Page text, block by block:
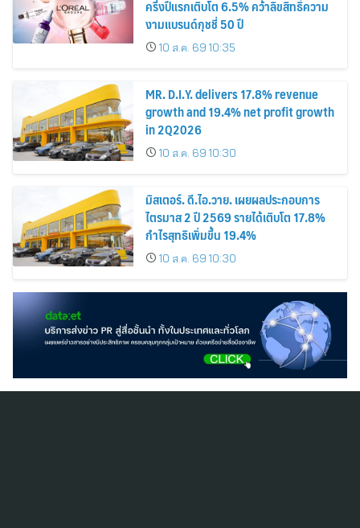
ครึ่งปีแรกเติบโต 6.5% คว้าลิขสิทธิ์ความ
งามแบรนด์กุชชี่ 50 ปี
10 ส.ค. 69 10:35
MR. D.I.Y. delivers 17.8% revenue
growth and 19.4% net profit growth
in 2Q2026
10 ส.ค. 69 10:30
มิสเตอร์. ดี.ไอ.วาย. เผยผลประกอบการ
ไตรมาส 2 ปี 2569 รายได้เติบโต 17.8%
กำไรสุทธิเพิ่มขึ้น 19.4%
10 ส.ค. 69 10:30